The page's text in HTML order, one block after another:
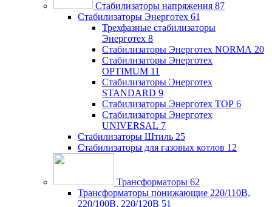
Стабилизаторы напряжения 87
Стабилизаторы Энерготех 61
Трехфазные стабилизаторы
Энерготех 8
Стабилизаторы Энерготех NORMA 20
Стабилизаторы Энерготех
OPTIMUM 11
Стабилизаторы Энерготех
STANDARD 9
Стабилизаторы Энерготех TOP 6
Стабилизаторы Энерготех
UNIVERSAL 7
Стабилизаторы Штиль 25
Стабилизаторы для газовых котлов 12
Трансформаторы 62
Трансформаторы понижающие 220/110В,
220/100В, 220/120В 51